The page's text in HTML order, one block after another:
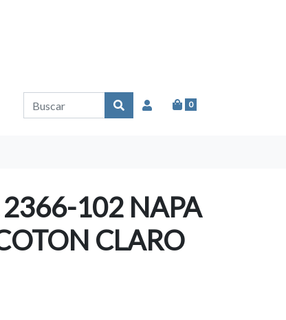
0
102 NAPA
CLARO